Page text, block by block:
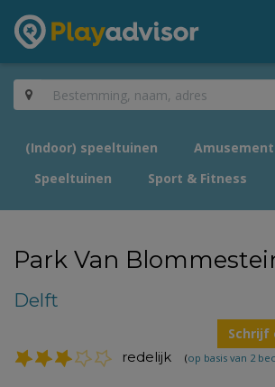
(Indoor) speeltuinen
Amusement
Speeltuinen
Sport & Fitness
Park Van
Delft
Schrijf
redelijk (op basis van 2